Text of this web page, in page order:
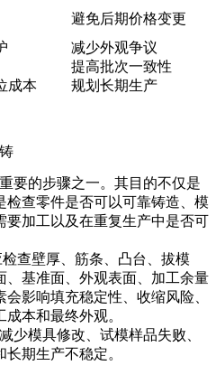
避免后期价格变更
减少外观争议
提高批次一致性
成本 规划长期生产
要的步骤之一。其目的不仅是
查零件是否可以可靠铸造、模
要加工以及在重复生产中是否可
查壁厚、筋条、凸台、拔模
、基准面、外观表面、加工余量
影响填充稳定性、收缩风险、
本和最终外观。
少模具修改、试模样品失败、
期生产不稳定。